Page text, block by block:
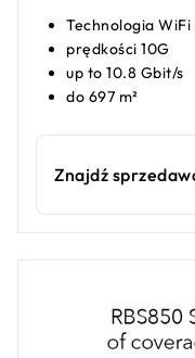
Technologia WiFi
prędkości 10G
up to 10.8 Gbit/s
do 697 m²
Znajdź